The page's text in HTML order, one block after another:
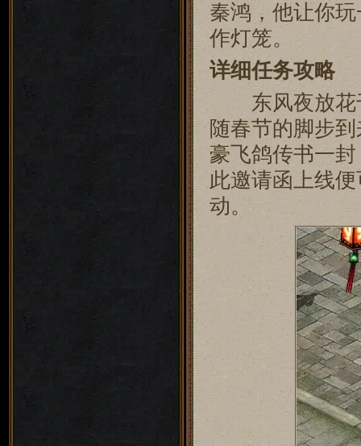
秦鸿，他让你
作灯笼。
详细任务攻略
东风夜放花
随春节的脚步
豪飞鸽传书一
此邀请函上线
动。